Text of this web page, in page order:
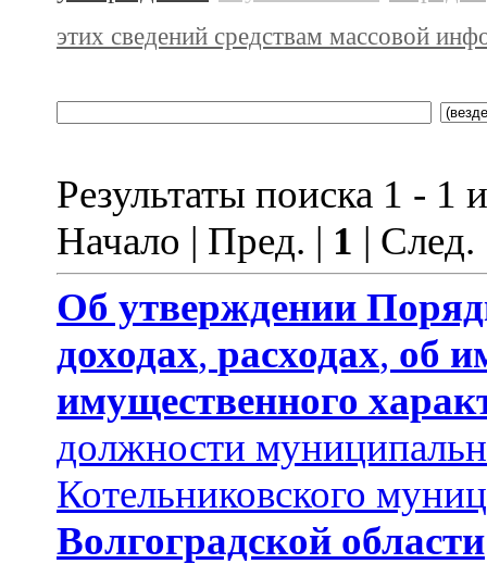
этих сведений средствам массовой
Результаты поиска 1 - 1
Начало | Пред. | 1 |
Об утверждении
доходах, расходах, об
имущественного
должности
Котельниковского
Волгоградской области